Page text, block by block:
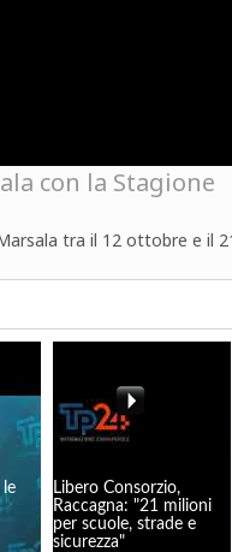
con la Stagione
tra il 12 ottobre e il
le
Libero Consorzio,
Raccagna: "21 milioni
per scuole, strade e
sicurezza"